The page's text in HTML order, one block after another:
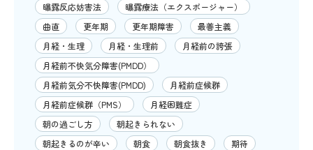
曝露反応妨害法
曝露療法（エクスポージャー）
曲直
更年期 更年期障害
最善主義
月経・生理
月経・生理前
月経前の誇張
月経前不快気分障害(PMDD）
月経前気分不快障害(PMDD)
月経前症候群
月経前症候群（PMS）
月経困難症
朝の過ごし方
朝起きられない
朝起きるのが辛い
朝食 朝食抜き
期待